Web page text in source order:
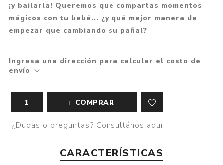
¡y bailarla! Queremos que compartas momentos
mágicos con tu bebé... ¿y qué mejor manera de
empezar que cambiando su pañal?
Ingresa una dirección para calcular el costo de
envío
COMPRAR
¿Dudas o preguntas? Consultános aquí
CARACTERÍSTICAS